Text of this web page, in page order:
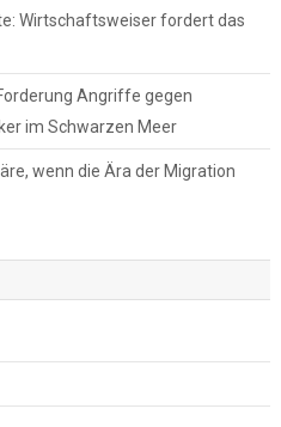
Wirtschaftsweiser fordert das
Angriffe gegen
im Schwarzen Meer
wenn die Ära der Migration